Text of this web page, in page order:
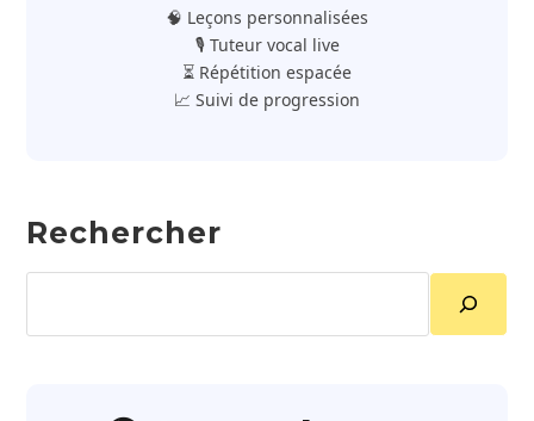
🧠 Leçons personnalisées
🎙️ Tuteur vocal live
⏳ Répétition espacée
📈 Suivi de progression
Rechercher